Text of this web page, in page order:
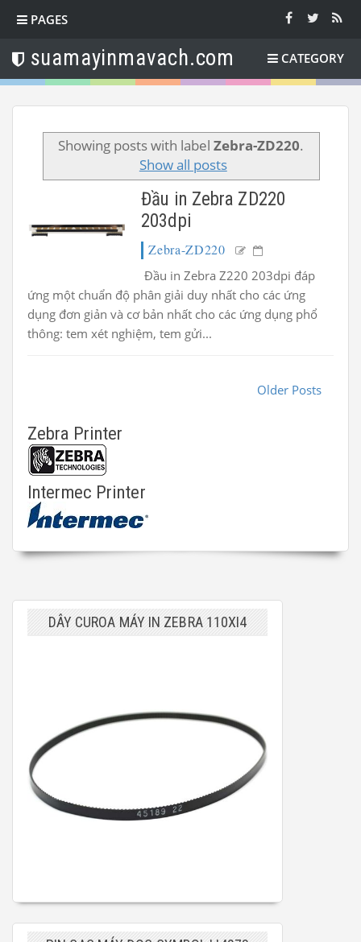
PAGES
suamayinmavach.com CATEGORY
Showing posts with label Zebra-ZD220.
Show all posts
Đầu in Zebra ZD220
203dpi
Zebra-ZD220
Đầu in Zebra Z220 203dpi đáp
ứng một chuẩn độ phân giải duy nhất cho các ứng
dụng đơn giản và cơ bản nhất cho các ứng dụng phổ
thông: tem xét nghiệm, tem gửi...
Older Posts
Zebra Printer
Intermec Printer
DÂY CUROA MÁY IN ZEBRA 110XI4